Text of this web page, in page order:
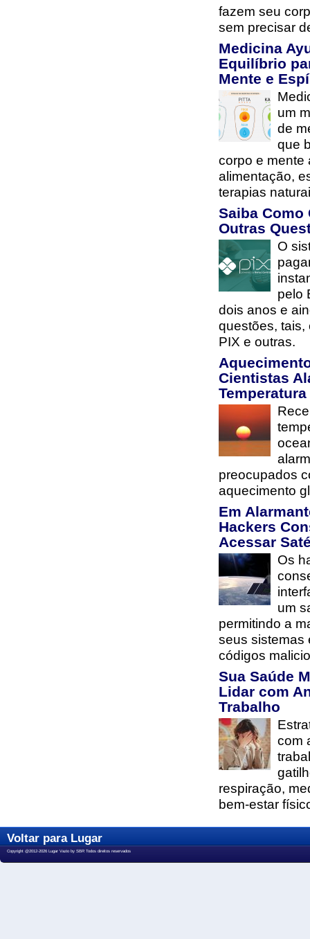
fazem seu
sem precisar
Medicina
Equilíbrio
Mente e
um
de
que
corpo e mente
alimentação,
terapias
Saiba Como
Outras
O
pelo
dois anos e
questões, tais,
PIX e outras.
Cientistas
preocupados
aquecimento
Em
Hackers
Acessar
Os
um
permitindo a
seus sistemas
códigos
Sua Saúde
Lidar com
Trabalho
com
respiração,
bem-estar
Voltar para Lugar
Copyright @2012-2026 Lugar Vazio by SBR Todos direitos reservados